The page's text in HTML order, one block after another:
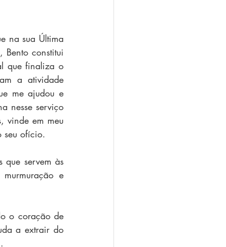
na sua Última
Bento constitui
que finaliza o
a atividade
me ajudou e
nesse serviço
vinde em meu
seu ofício.
que servem às
e
o coração de
a extrair do